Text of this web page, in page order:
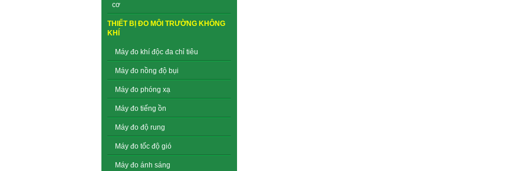
cơ
THIẾT BỊ ĐO MÔI TRƯỜNG KHÔNG
KHÍ
Máy đo khí độc đa chỉ tiêu
Máy đo nồng độ bụi
Máy đo phóng xạ
Máy đo tiếng ồn
Máy đo độ rung
Máy đo tốc độ gió
Máy đo ánh sáng